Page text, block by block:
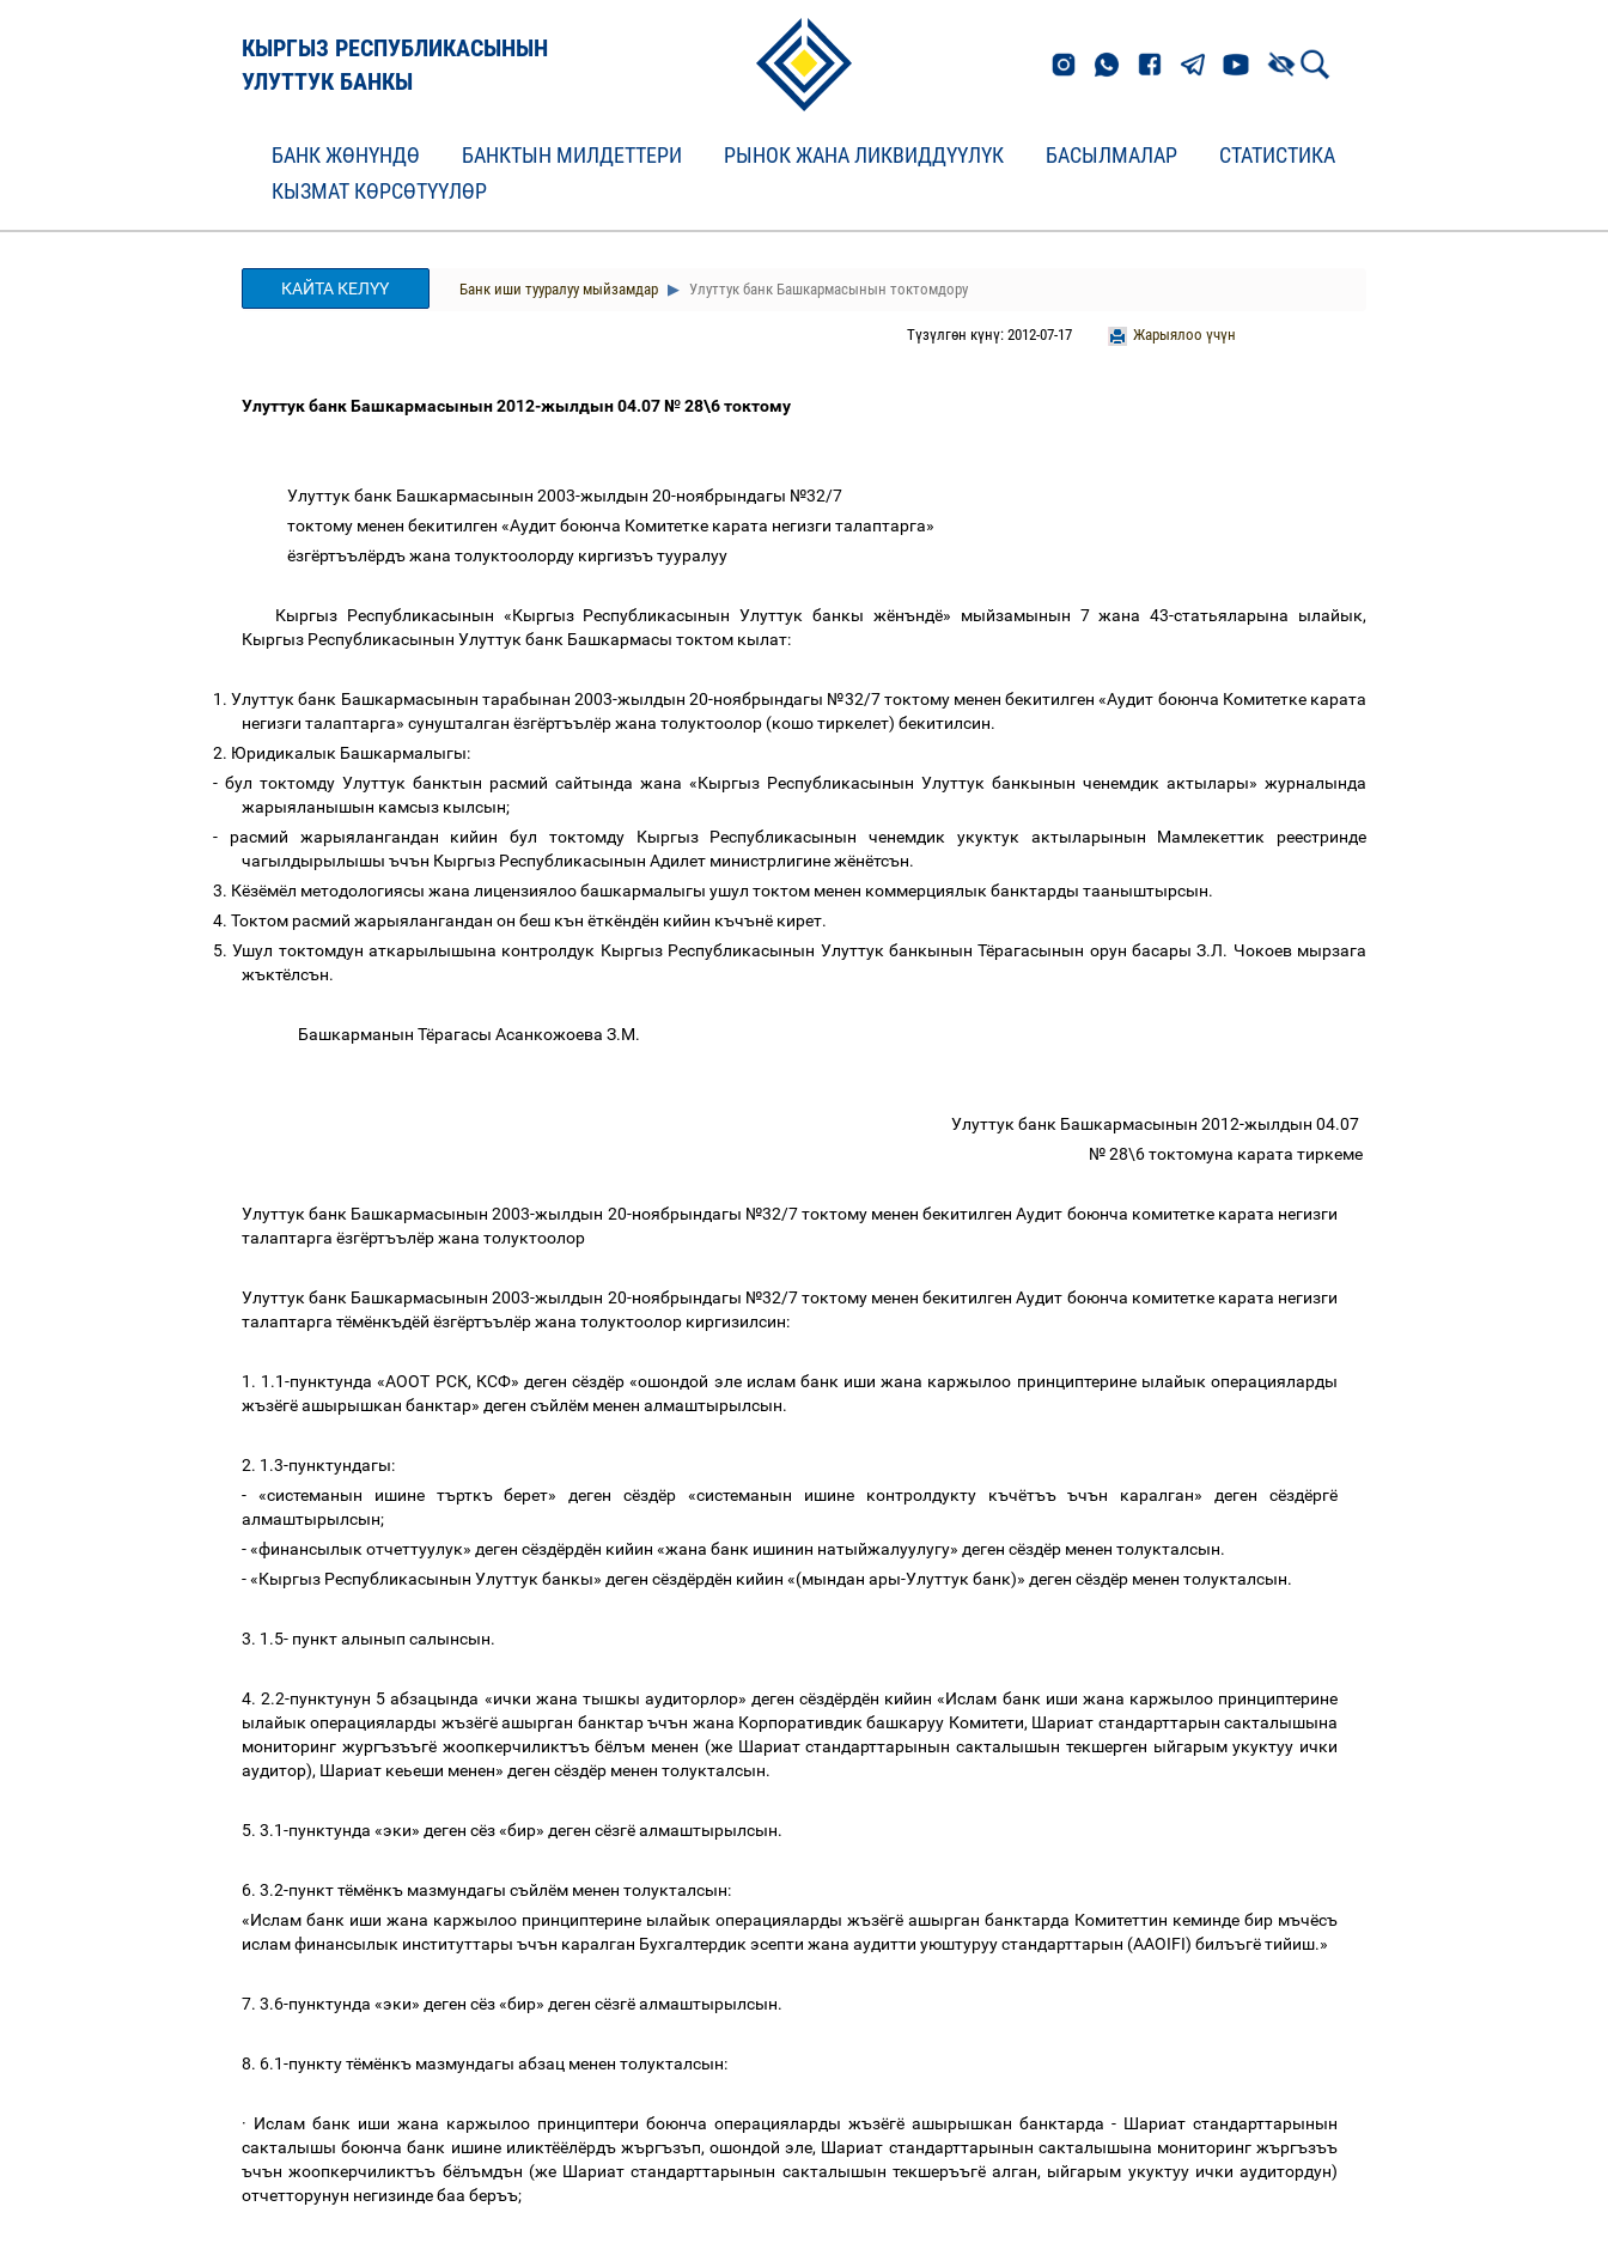
КЫРГЫЗ РЕСПУБЛИКАСЫНЫН
УЛУТТУК БАНКЫ
БАНК ЖӨНҮНДӨ БАНКТЫН МИЛДЕТТЕРИ РЫНОК ЖАНА ЛИКВИДДҮҮЛҮК БАСЫЛМАЛАР
СТАТИСТИКА
КЫЗМАТ КӨРСӨТҮҮЛӨР
КАЙТА КЕЛҮҮ Банк иши тууралуу мыйзамдар Улуттук банк Башкармасынын токтомдору
Жарыялоо үчүн
Түзүлгөн күнү: 2012-07-17
УлуттукбанкБашкармасынын2012-жылдын04.07 №28\6токтому
Улуттук банк Башкармасынын 2003-жылдын 20-ноябрындагы №32/7
токтому менен бекитилген «Аудит боюнча Комитетке карата негизги талаптарга»
ёзгёртъълёрдъ жана толуктоолорду киргизъъ тууралуу
Кыргыз Республикасынын «Кыргыз Республикасынын Улуттук банкы жёнъндё» мыйзамынын 7жана 43-статьяларына ылайык,
Кыргыз Республикасынын Улуттук банк Башкармасы токтом кылат:
1. Улуттук банк Башкармасынын тарабынан2003-жылдын 20-ноябрындагы №32/7токтому менен бекитилген«Аудит боюнча Комитетке карата
негизги талаптарга» сунушталган ёзгёртъълёр жана толуктоолор (кошотиркелет) бекитилсин.
2. Юридикалык Башкармалыгы:
- бул токтомду Улуттук банктын расмий сайтында жана «Кыргыз Республикасынын Улуттук банкынын ченемдик актылары» журналында
жарыяланышын камсыз кылсын;
-
расмий жарыялангандан кийин бул токтомду Кыргыз Республикасынын ченемдик укуктук актыларынын Мамлекеттик реестринде
чагылдырылышы ъчън Кыргыз Республикасынын Адилет министрлигине жёнётсън.
3. Кёзёмёл методологиясы жана лицензиялоо башкармалыгы ушул токтом менен коммерциялык банктарды тааныштырсын.
4. Токтом расмий жарыялангандан он беш кън ёткёндён кийин къчънё кирет.
5. Ушул токтомдун аткарылышына контролдук Кыргыз Республикасынын Улуттук банкынын Тёрагасынын орун басары З.Л. Чокоев мырзага
жъктёлсън.
Башкарманын Тёрагасы Асанкожоева З.М.
Улуттук банк Башкармасынын 2012-жылдын 04.07
№28\6токтомуна карата тиркеме
Улуттук банк Башкармасынын 2003-жылдын 20-ноябрындагы №32/7 токтому менен бекитилген Аудит боюнча комитетке карата негизги
талаптарга ёзгёртъълёр жана толуктоолор
Улуттук банк Башкармасынын 2003-жылдын 20-ноябрындагы №32/7 токтому менен бекитилген Аудит боюнча комитетке карата негизги
талаптарга тёмёнкъдёй ёзгёртъълёр жана толуктоолор киргизилсин:
1. 1.1-пунктунда «АООТ РСК, КСФ» деген сёздёр«ошондой эле ислам банк иши жана каржылоо принциптерине ылайык операцияларды
жъзёгё ашырышкан банктар» деген съйлём менен алмаштырылсын.
2. 1.3-пунктундагы:
- «системанын ишине търткъ берет» деген сёздёр«системанын ишине контролдукту къчётъъ ъчън каралган» деген сёздёргё
алмаштырылсын;
- «финансылык отчеттуулук» деген сёздёрдён кийин «жана банк ишинин натыйжалуулугу» деген сёздёр менен толукталсын.
- «Кыргыз Республикасынын Улуттук банкы» деген сёздёрдён кийин «(мындан ары-Улуттук банк)» деген сёздёр менен толукталсын.
3. 1.5- пункталынып салынсын.
4. 2.2-пунктунун 5абзацында «ички жана тышкы аудиторлор» деген сёздёрдён кийин «Ислам банк иши жана каржылоо принциптерине
ылайык операцияларды жъзёгё ашырган банктар ъчън жана Корпоративдик башкаруу Комитети, Шариат стандарттарын сакталышына
мониторинг жургъзъъгё жоопкерчиликтъъ бёлъм менен (же Шариат стандарттарынын сакталышын текшерген ыйгарым укуктуу ички
аудитор), Шариат кеьеши менен» деген сёздёр менен толукталсын.
5. 3.1-пунктунда «эки» деген сёз«бир» деген сёзгёалмаштырылсын.
6. 3.2-пункттёмёнкъ мазмундагы съйлём менен толукталсын:
«Ислам банк иши жана каржылоо принциптерине ылайык операцияларды жъзёгё ашырган банктарда Комитеттин кеминде бир мъчёсъ
исламфинансылык институттары ъчън каралган Бухгалтердик эсепти жана аудитти уюштуруустандарттарын (AAOIFI) билъъгётийиш.»
7. 3.6-пунктунда «эки» деген сёз«бир» деген сёзгёалмаштырылсын.
8. 6.1-пунктутёмёнкъ мазмундагы абзац менен толукталсын:
· Ислам банк иши жана каржылоо принциптери боюнча операцияларды жъзёгё ашырышкан банктарда - Шариат стандарттарынын
сакталышы боюнча банк ишине иликтёёлёрдъ жъргъзъп,ошондой эле, Шариат стандарттарынын сакталышына мониторинг жъргъзъъ
ъчън жоопкерчиликтъъ бёлъмдън (же Шариат стандарттарынын сакталышын текшеръъгё алган, ыйгарым укуктуу ички аудитордун)
отчетторунун негизиндебаа беръъ;